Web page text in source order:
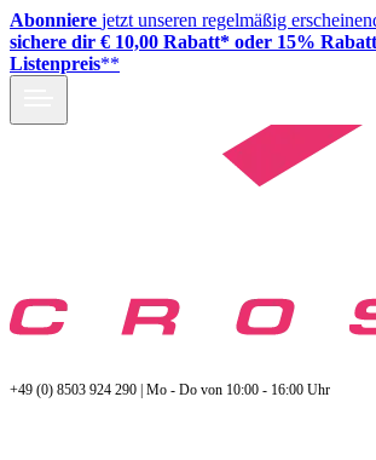
Abonniere jetzt unseren regelmäßig
sichere dir € 10,00 Rabatt* oder 15%
Listenpreis**
+49 (0) 8503 924 290 | Mo - Do von 10:00 - 16:00 Uhr